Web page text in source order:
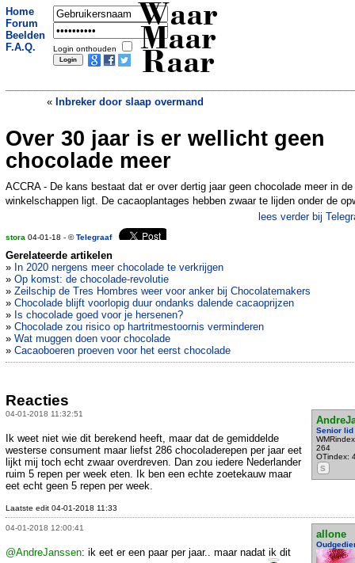
Home
Forum
Beelden
F.A.Q.
Login onthouden
Waar
Maar
Raar
« Inbreker door slaap overmand
Hondje schrikt zich van balkon, maar
buren grijpen schitterend in»
Over 30 jaar is er wellicht geen
chocolade meer
ACCRA - De kans bestaat dat er over dertig jaar geen chocolade meer in de
winkelschappen ligt. De cacaoplantages hebben zwaar te lijden onder de
lees verder bij
stora 04-01-18 - ©Telegraaf
Gerelateerde artikelen
» In 2020 nergens meer chocolade te verkrijgen
» Op komst: de chocolade-revolutie
» Zeilschip de Tres Hombres weer voor anker bij Chocolatemakers
» Chocolade blijft voorlopig duur ondanks dalende cacaoprijzen
» Is chocolade goed voor je hersenen?
» Chocolade zou risico op hartritmestoornis verminderen
» Wat muggen doen voor chocolade
» Cacaoboeren proeven voor het eerst chocolade
Reacties
04-01-2018 11:32:51
Senior lid
264
OTindex:
S
Ik weet niet wie dit berekend heeft, maar dat de gemiddelde
westerse consument maar liefst 286 chocoladerepen per jaar eet
lijkt mij toch echt zwaar overdreven. Dan zou iedere Nederlander
ruim 5 repen per week eten. Ik ben een echte zoetekauw maar
eet echt geen 5 repen per week.
Laatste edit 04-01-2018 11:33
04-01-2018 12:00:41
allone
@AndreJanssen: ik eet er een paar per jaar.. maar nadat ik dit